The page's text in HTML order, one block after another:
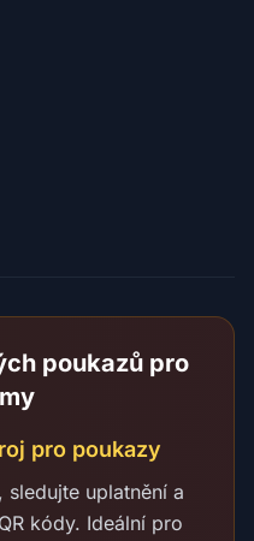
poukazů pro
pro poukazy
sledujte uplatnění a
kódy. Ideální pro